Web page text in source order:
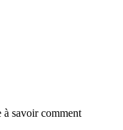
à savoir comment